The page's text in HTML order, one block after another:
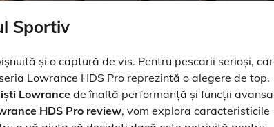
Sportiv
și o captură de vis. Pentru pescarii serioși,
Lowrance HDS Pro reprezintă o alegere de top.
Lowrance de înaltă performanță și funcții
HDS Pro review, vom explora caracteristicile